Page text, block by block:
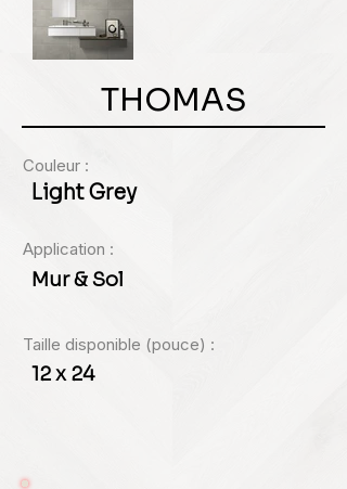
THOMAS
Couleur :
Light Grey
Application :
Mur & Sol
Taille disponible (pouce) :
12 x 24